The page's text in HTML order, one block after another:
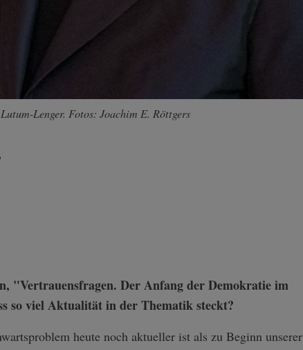
Lenger. Fotos: Joachim E. Röttgers
"Vertrauensfragen. Der Anfang der Demokratie im
so viel Aktualität in der Thematik steckt?
heute noch aktueller ist als zu Beginn unserer